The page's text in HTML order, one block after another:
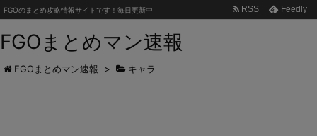
FGOまとめマン速報
FGOのまとめ攻略情報サイトです！毎日更新中 RSS Feedly
FGOまとめマン速報 > キャラ